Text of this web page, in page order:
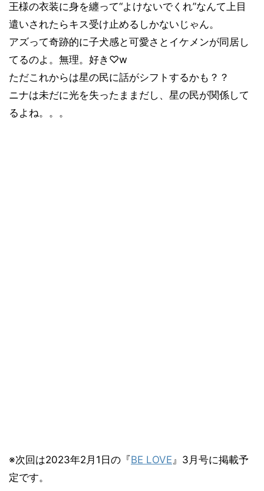
王様の衣装に身を纏って“よけないでくれ”なんて上目
遣いされたらキス受け止めるしかないじゃん。
アズって奇跡的に子犬感と可愛さとイケメンが同居し
てるのよ。無理。好き♡w
ただこれからは星の民に話がシフトするかも？？
ニナは未だに光を失ったままだし、星の民が関係して
るよね。。。
※次回は2023年2月1日の『BE LOVE』3月号に掲載予
定です。